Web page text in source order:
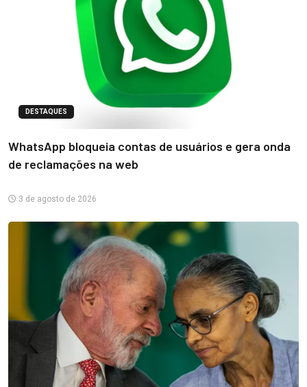
DESTAQUES
WhatsApp bloqueia contas de usuários e gera onda
de reclamações na web
3 de agosto de 2026